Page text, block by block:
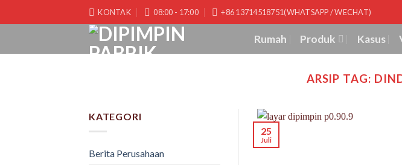
ke
KONTAK 08:00 - 17:00 +86 13714518751(WHATSAPP / WECHAT)
Rumah Produk Kasus
ARSIP TAG:
KATEGORI
Berita Perusahaan
25
Juli